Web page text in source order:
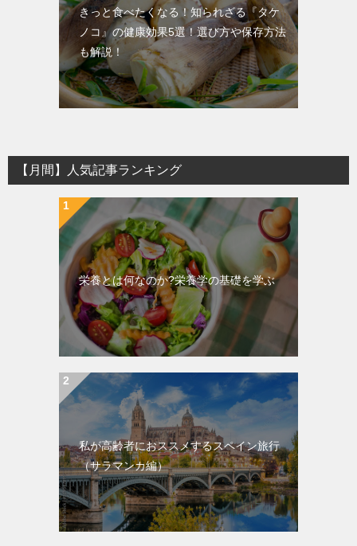
きっと食べたくなる！知られざる『タケ
ノコ』の健康効果5選！選び方や保存方法
も解説！
【月間】人気記事ランキング
栄養とは何なのか?栄養学の基礎を学ぶ
私が高齢者におススメするスペイン旅行
（サラマンカ編）